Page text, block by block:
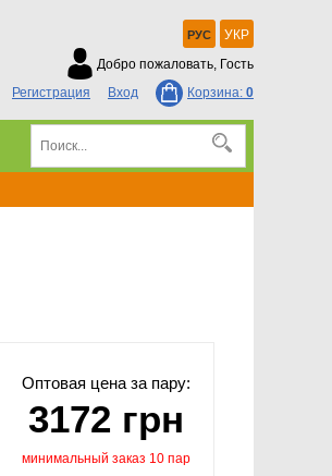
РУС
УКР
Добро пожаловать, Гость
Регистрация
Вход Корзина: 0
Оптовая цена за пару:
3172 грн
минимальный заказ 10 пар